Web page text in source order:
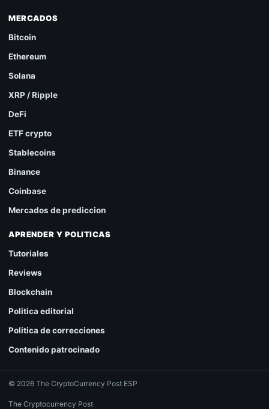
MERCADOS
Bitcoin
Ethereum
Solana
XRP / Ripple
DeFi
ETF crypto
Stablecoins
Binance
Coinbase
Mercados de prediccion
APRENDER Y POLITICAS
Tutoriales
Reviews
Blockchain
Politica editorial
Politica de correcciones
Contenido patrocinado
© 2026 The CryptoCurrency Post ESP
The Cryptocurrency Post